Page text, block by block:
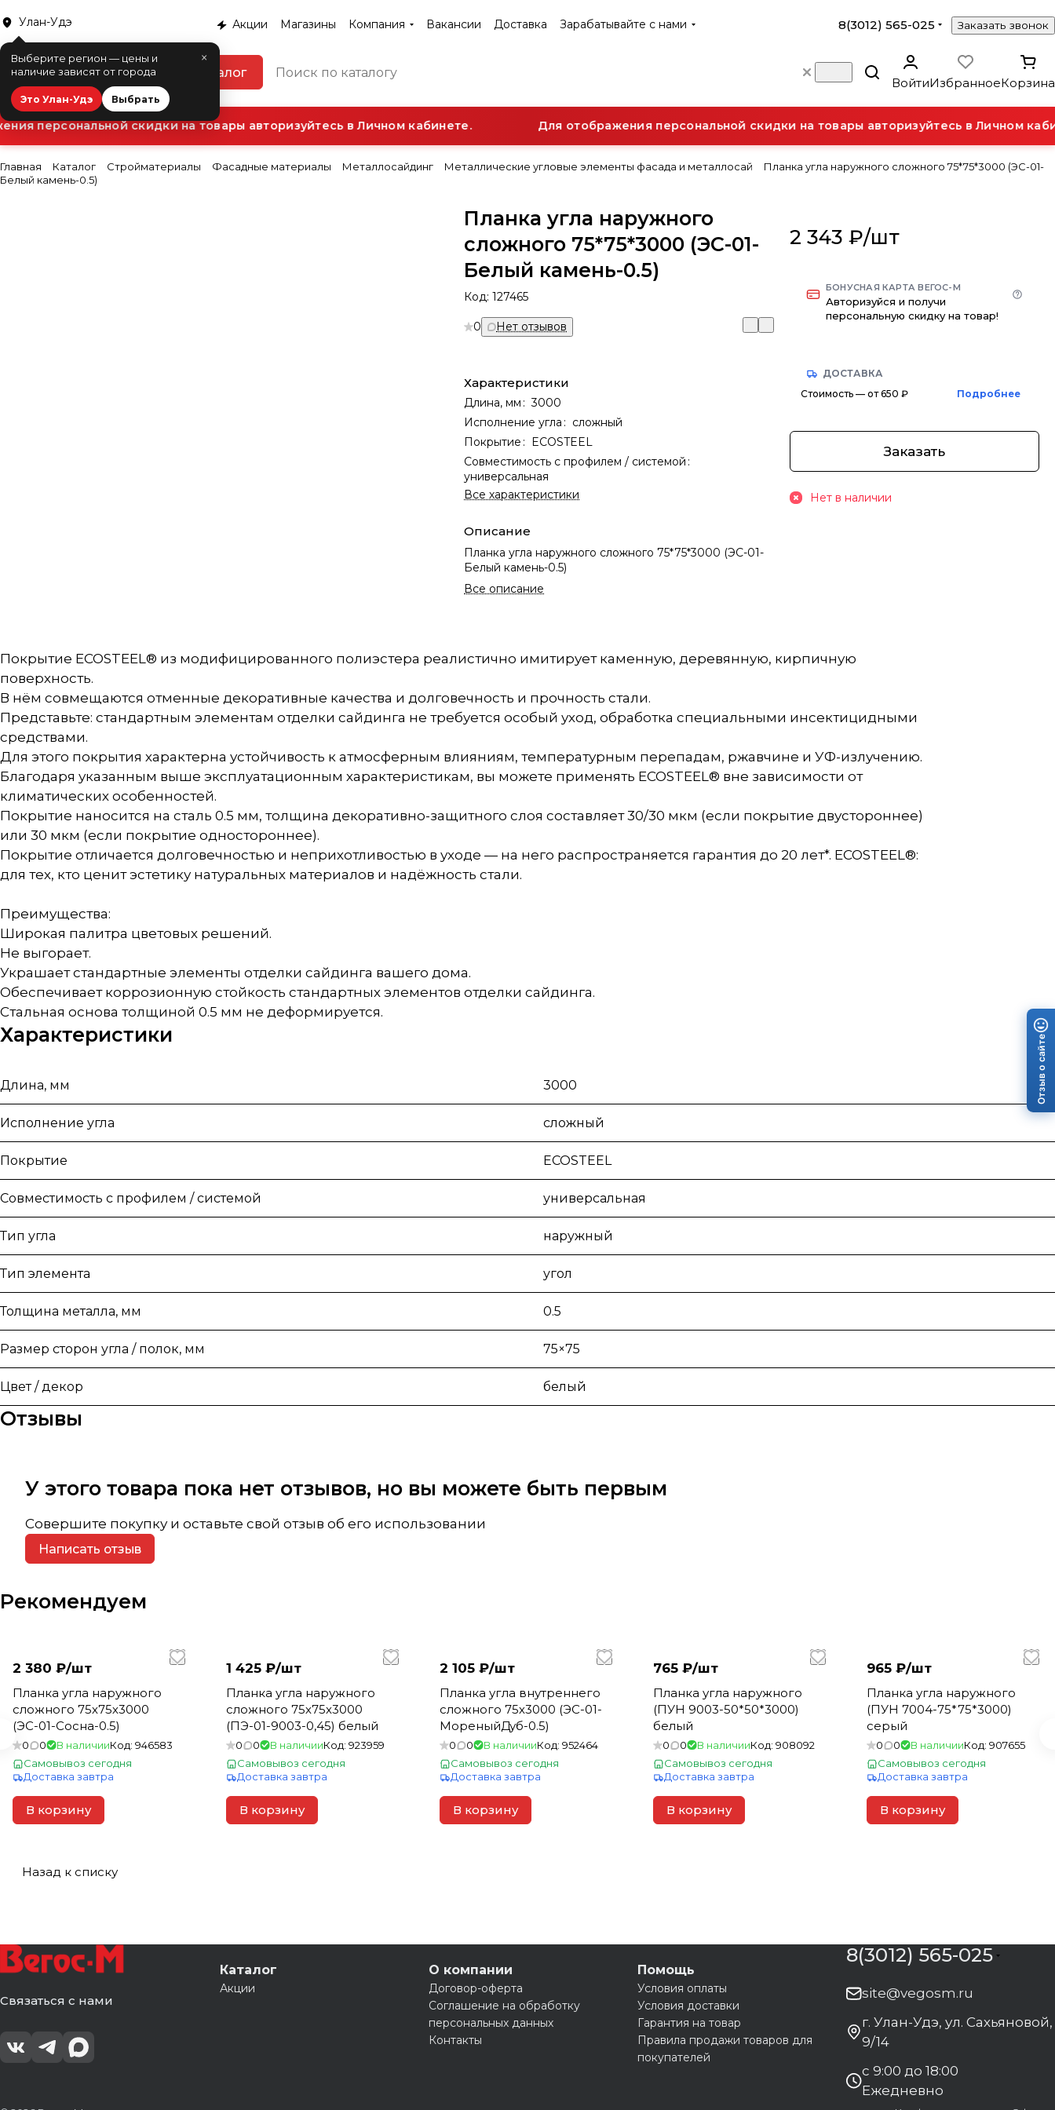
Улан-Удэ
×
Выберите регион — цены и
наличие зависят от города
Это Улан-Удэ Выбрать
Акции Магазины Компания Вакансии Доставка Зарабатывайте с нами 8(3012) 565-025 Заказать звонок
Каталог
ВойтиИзбранноеКорзина
персональной скидки на товары авторизуйтесь в Личном кабинете. Для отображения персональной скидки на товары авторизуйтесь в Личном
Главная Каталог Стройматериалы Фасадные материалы Металлосайдинг Металлические угловые элементы фасада и металлосай
Планка угла наружного сложного 75*75*3000 (ЭС-01-
Белый камень-0.5)
Планка угла наружного
сложного 75*75*3000 (ЭС-01-
Белый камень-0.5)
Код:127465
0 Нет отзывов
Характеристики
Длина, мм : 3000
Исполнение угла : сложный
Покрытие : ECOSTEEL
Совместимость с профилем / системой :
универсальная
Все характеристики
Описание
Планка угла наружного сложного 75*75*3000 (ЭС-01-
Белый камень-0.5)
Все описание
2 343 ₽/шт
БОНУСНАЯ КАРТА ВЕГОС-М
Авторизуйся и получи
персональную скидку на товар!
ДОСТАВКА
Стоимость — от 650 ₽
Подробнее
Заказать
Нет в наличии
Покрытие ECOSTEEL® из модифицированного полиэстера реалистично имитирует каменную, деревянную, кирпичную
поверхность.
В нём совмещаются отменные декоративные качества и долговечность и прочность стали.
Представьте: стандартным элементам отделки сайдинга не требуется особый уход, обработка специальными инсектицидными
средствами.
Для этого покрытия характерна устойчивость к атмосферным влияниям, температурным перепадам, ржавчине и УФ-излучению.
Благодаря указанным выше эксплуатационным характеристикам, вы можете применять ECOSTEEL® вне зависимости от
климатических особенностей.
Покрытие наносится на сталь 0.5 мм, толщина декоративно-защитного слоя составляет 30/30 мкм (если покрытие двустороннее)
или 30 мкм (если покрытие одностороннее).
Покрытие отличается долговечностью и неприхотливостью в уходе — на него распространяется гарантия до 20 лет*. ECOSTEEL®:
для тех, кто ценит эстетику натуральных материалов и надёжность стали.
Преимущества:
Широкая палитра цветовых решений.
Не выгорает.
Украшает стандартные элементы отделки сайдинга вашего дома.
Обеспечивает коррозионную стойкость стандартных элементов отделки сайдинга.
Стальная основа толщиной 0.5 мм не деформируется.
Характеристики
Длина, мм 3000
Исполнение угла сложный
Покрытие ECOSTEEL
Совместимость с профилем / системой универсальная
Тип угла наружный
Тип элемента угол
Толщина металла, мм 0.5
Размер сторон угла / полок, мм 75×75
Цвет / декор белый
Отзывы
У этого товара пока нет отзывов, но вы можете быть первым
Совершите покупку и оставьте свой отзыв об его использовании
Написать отзыв
Рекомендуем
2 380 ₽/шт
Планка угла наружного
сложного 75х75х3000
(ЭС-01-Сосна-0.5)
0 0 В наличииКод: 946583
Самовывоз сегодня
Доставка завтра
В корзину
1 425 ₽/шт
Планка угла наружного
сложного 75х75х3000
(ПЭ-01-9003-0,45) белый
0 0 В наличииКод: 923959
Самовывоз сегодня
Доставка завтра
В корзину
2 105 ₽/шт
Планка угла внутреннего
сложного 75х3000 (ЭС-01-
МореныйДуб-0.5)
0 0 В наличииКод: 952464
Самовывоз сегодня
Доставка завтра
В корзину
765 ₽/шт
Планка угла наружного
(ПУН 9003-50*50*3000)
белый
0 0 В наличииКод: 908092
Самовывоз сегодня
Доставка завтра
В корзину
965 ₽/шт
Планка угла наружного
(ПУН 7004-75*75*3000)
серый
0 0 В наличииКод: 907655
Самовывоз сегодня
Доставка завтра
В корзину
Назад к списку
Связаться с нами
Каталог
Акции
О компании
Договор-оферта
Соглашение на обработку
персональных данных
Контакты
Помощь
Условия оплаты
Условия доставки
Гарантия на товар
Правила продажи товаров для
покупателей
8(3012) 565-025
site@vegosm.ru
г. Улан-Удэ, ул. Сахьяновой,
9/14
с 9:00 до 18:00
Ежедневно
Отзыв о сайте